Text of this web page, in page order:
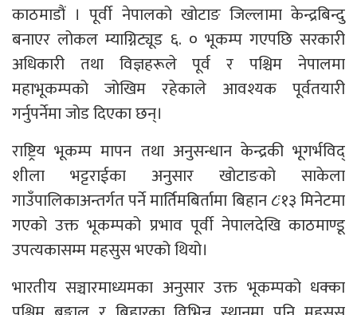
काठमाडौं । पूर्वी नेपालको खोटाङ जिल्लामा केन्द्रबिन्दु
बनाएर लोकल म्याग्निट्यूड ६. ० भूकम्प गएपछि सरकारी
अधिकारी तथा विज्ञहरूले पूर्व र पश्चिम नेपालमा
महाभूकम्पको जोखिम रहेकाले आवश्यक पूर्वतयारी
गर्नुपर्नेमा जोड दिएका छन्।
राष्ट्रिय भूकम्प मापन तथा अनुसन्धान केन्द्रकी भूगर्भविद्
शीला भट्टराईका अनुसार खोटाङको साकेला
गाउँपालिकाअन्तर्गत पर्ने मार्तिमबिर्तामा बिहान ८ः१३ मिनेटमा
गएको उक्त भूकम्पको प्रभाव पूर्वी नेपालदेखि काठमाण्डू
उपत्यकासम्म महसुस भएको थियो।
भारतीय सञ्चारमाध्यमका अनुसार उक्त भूकम्पको धक्का